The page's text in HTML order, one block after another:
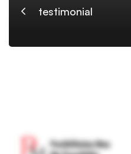
testimonial